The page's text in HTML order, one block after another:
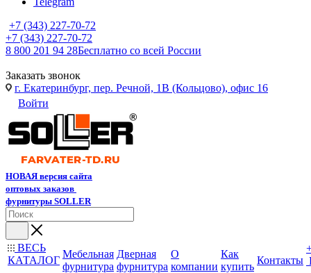
+7 (343) 227-70-72
+7 (343) 227-70-72
8 800 201 94 28Бесплатно со всей России
Заказать звонок
г. Екатеринбург, пер. Речной, 1В (Кольцово), офис 16
Войти
НОВАЯ версия сайта
оптовых заказов
фурнитуры SOLLER
ВЕСЬ
КАТАЛОГ
Мебельная
фурнитура
Дверная
фурнитура
О
компании
Как
купить
Контакты